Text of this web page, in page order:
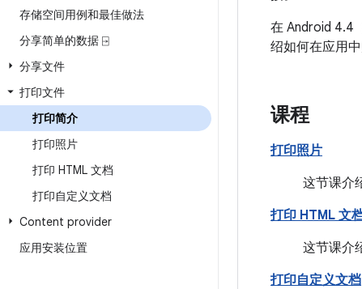
存储空间用例和最佳做法
分享简单的数据 ⍈
分享文件
打印文件
打印简介
打印照片
打印 HTML 文档
打印自定义文档
Content provider
应用安装位置
在 Android 4.4
绍如何在应用
课程
打印照片
这节课介
打印 HTML 文
这节课介
打印自定义文档